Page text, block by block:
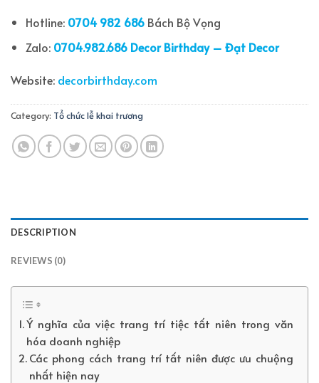
Hotline: 0704 982 686Bách Bộ Vọng
Zalo: 0704.982.686 Decor Birthday – Đạt Decor
Website: decorbirthday.com
Category: Tổ chức lễ khai trương
DESCRIPTION
REVIEWS (0)
Ý nghĩa của việc trang trí tiệc tất niên trong văn
hóa doanh nghiệp
Các phong cách trang trí tất niên được ưu chuộng
nhất hiện nay